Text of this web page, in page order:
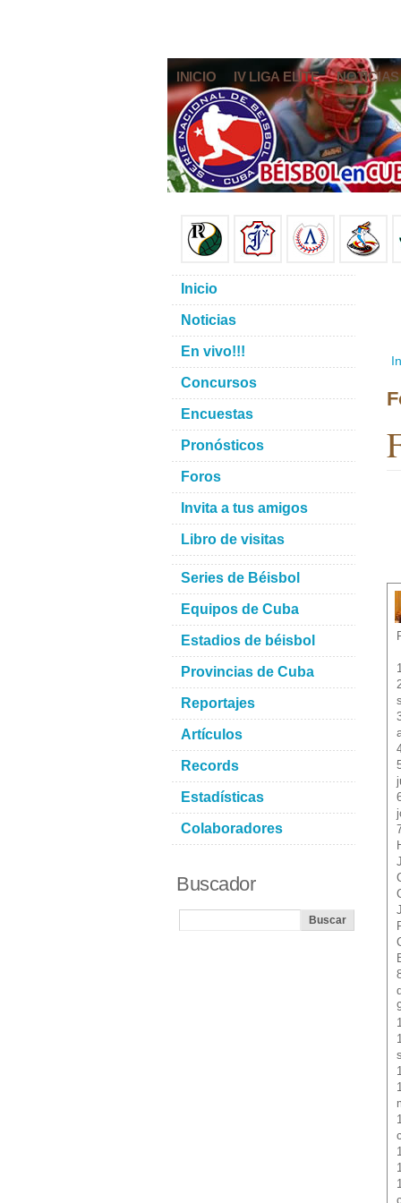
INICIO IV LIGA ELITE NOTICIAS
Inicio
Noticias
En vivo!!!
Concursos
Encuestas
Pronósticos
Foros
Invita a tus amigos
Libro de visitas
Series de Béisbol
Equipos de Cuba
Estadios de béisbol
Provincias de Cuba
Reportajes
Artículos
Records
Estadísticas
Colaboradores
Buscador